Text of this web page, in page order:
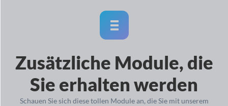
Zusätzliche Module, die
Sie erhalten werden
Schauen Sie sich diese tollen Module an, die Sie mit unserem